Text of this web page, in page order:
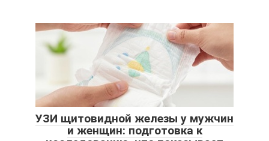
УЗИ щитовидной железы у мужчин
и женщин: подготовка к